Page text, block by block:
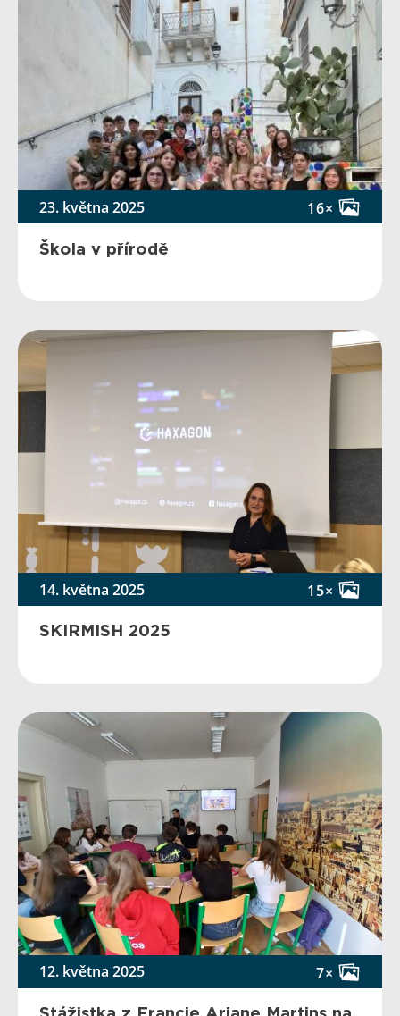
23. května 2025 16×
Škola v přírodě
14. května 2025 15×
SKIRMISH 2025
12. května 2025 7×